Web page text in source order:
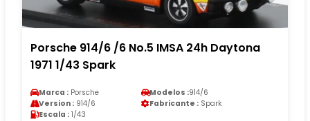
Porsche 914/6 /6 No.5 IMSA 24h Daytona
1971 1/43 Spark
Marca : Porsche Modelos :914/6
Version : 914/6 Fabricante : Spark
Escala : 1/43